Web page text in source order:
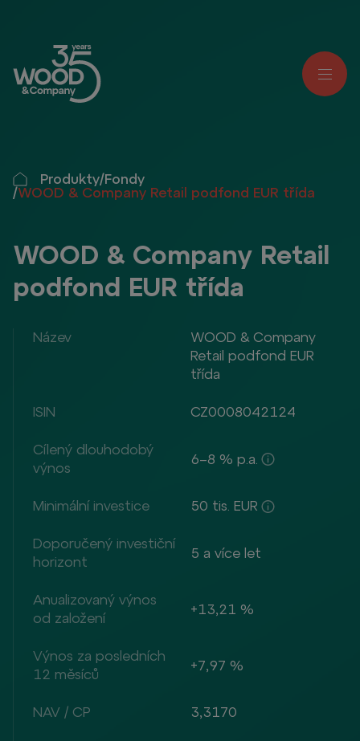
Produkty/Fondy
/WOOD & Company Retail podfond EUR třída
WOOD & Company Retail
podfond EUR třída
Název
WOOD & Company
Retail podfond EUR
třída
ISIN CZ0008042124
Cílený dlouhodobý
výnos
6–8 % p.a.
Minimální investice 50 tis. EUR
Doporučený investiční
horizont
5 a více let
Anualizovaný výnos
od založení
+13,21 %
Výnos za posledních
12 měsíců
+7,97 %
NAV / CP 3,3170